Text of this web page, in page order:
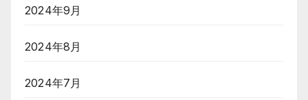
2024年9月
2024年8月
2024年7月